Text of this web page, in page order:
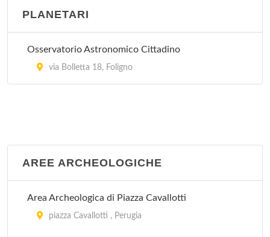
Pinacoteca Civica
Pinacoteca Comunale
via San Francesco 10, Assisi
Pinacoteca Comunale
PLANETARI
Osservatorio Astronomico Cittadino
via Bolletta 18, Foligno
AREE ARCHEOLOGICHE
Area Archeologica di Piazza Cavallotti
piazza Cavallotti , Perugia